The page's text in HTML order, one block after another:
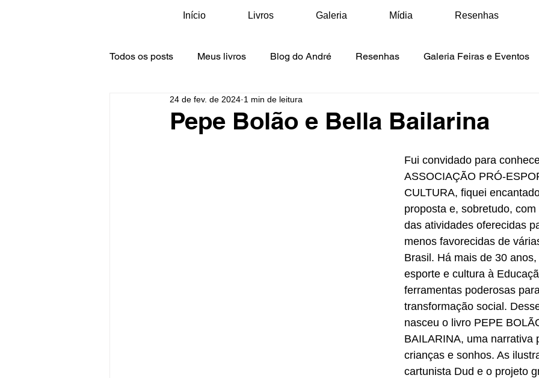
Início Livros Galeria Mídia Resenhas
Todos os posts Meus livros Blog do André Resenhas Galeria Feiras e Eventos
Galeria Oficinas e Visitas Mídia Matérias
Pepe Bolão e Bella Bailarina
24 de fev. de 2024 1 min de leitura
Fui convidado para
ASSOCIAÇÃO PRÓ-
CULTURA, fiquei
proposta e, sobretudo,
das atividades oferecidas
menos favorecidas de
Brasil. Há mais de 30
esporte e cultura à
ferramentas poderosas
transformação social.
nasceu o livro PEPE
BAILARINA, uma narrativa
crianças e sonhos. As
cartunista Dud e o projeto